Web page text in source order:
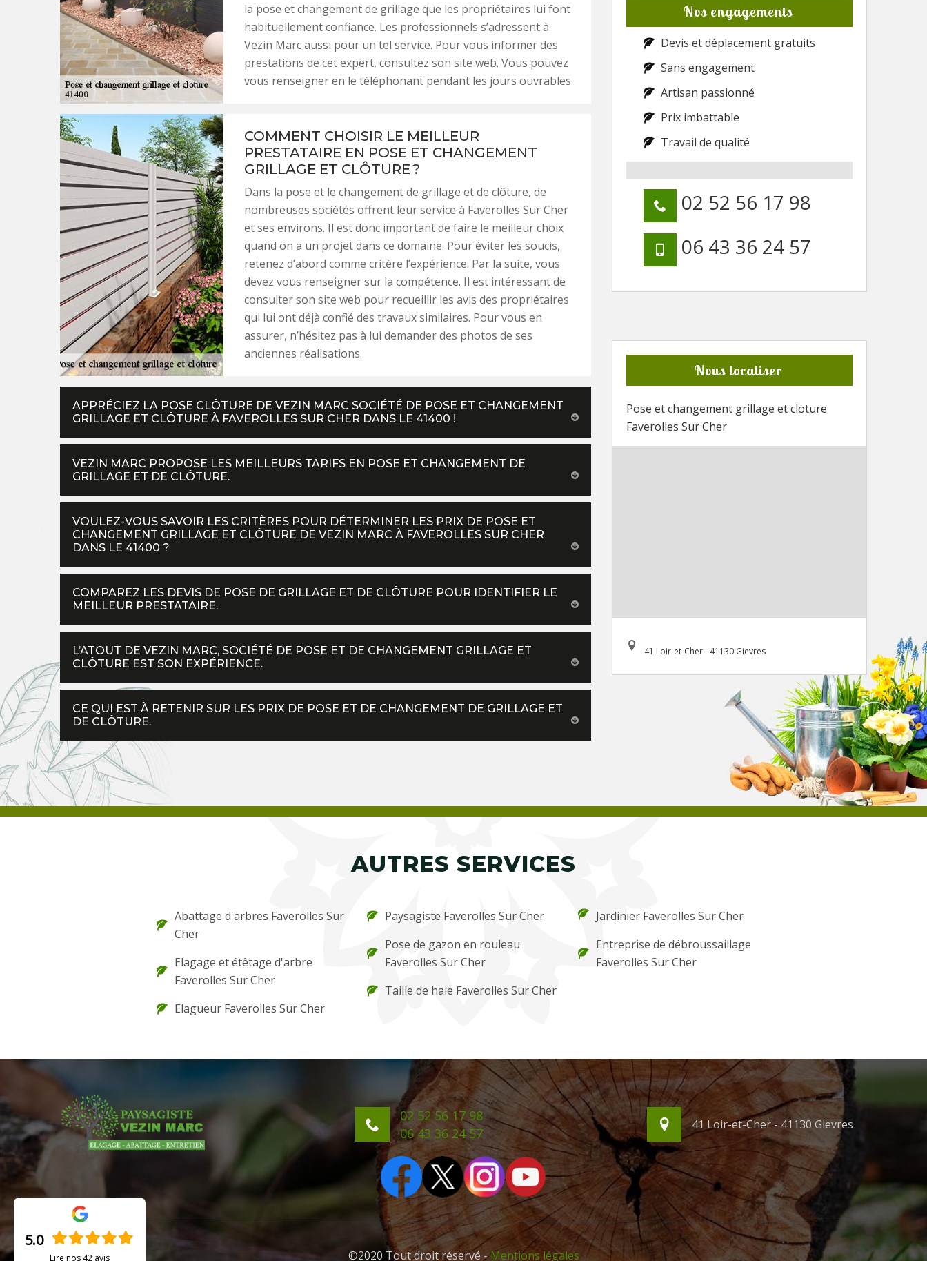
la pose et changement de grillage que les propriétaires lui font
habituellement confiance. Les professionnels s’adressent à
Vezin Marc aussi pour un tel service. Pour vous informer des
prestations de cet expert, consultez son site web. Vous pouvez
vous renseigner en le téléphonant pendant les jours ouvrables.
COMMENT CHOISIR LE MEILLEUR
PRESTATAIRE EN POSE ET CHANGEMENT
GRILLAGE ET CLÔTURE ?
Dans la pose et le changement de grillage et de clôture, de
nombreuses sociétés offrent leur service à Faverolles Sur Cher
et ses environs. Il est donc important de faire le meilleur choix
quand on a un projet dans ce domaine. Pour éviter les soucis,
retenez d’abord comme critère l’expérience. Par la suite, vous
devez vous renseigner sur la compétence. Il est intéressant de
consulter son site web pour recueillir les avis des propriétaires
qui lui ont déjà confié des travaux similaires. Pour vous en
assurer, n’hésitez pas à lui demander des photos de ses
anciennes réalisations.
APPRÉCIEZ LA POSE CLÔTURE DE VEZIN MARC SOCIÉTÉ DE POSE ET CHANGEMENT
GRILLAGE ET CLÔTURE À FAVEROLLES SUR CHER DANS LE 41400 !
VEZIN MARC PROPOSE LES MEILLEURS TARIFS EN POSE ET CHANGEMENT DE
GRILLAGE ET DE CLÔTURE.
VOULEZ-VOUS SAVOIR LES CRITÈRES POUR DÉTERMINER LES PRIX DE POSE ET
CHANGEMENT GRILLAGE ET CLÔTURE DE VEZIN MARC À FAVEROLLES SUR CHER
DANS LE 41400 ?
COMPAREZ LES DEVIS DE POSE DE GRILLAGE ET DE CLÔTURE POUR IDENTIFIER LE
MEILLEUR PRESTATAIRE.
L’ATOUT DE VEZIN MARC, SOCIÉTÉ DE POSE ET DE CHANGEMENT GRILLAGE ET
CLÔTURE EST SON EXPÉRIENCE.
CE QUI EST À RETENIR SUR LES PRIX DE POSE ET DE CHANGEMENT DE GRILLAGE ET
DE CLÔTURE.
Nos engagements
Devis et déplacement gratuits
Sans engagement
Artisan passionné
Prix imbattable
Travail de qualité
02 52 56 17 98
06 43 36 24 57
Nous localiser
Pose et changement grillage et cloture
Faverolles Sur Cher
41 Loir-et-Cher - 41130 Gievres
AUTRES SERVICES
Abattage d'arbres Faverolles Sur
Cher
Elagage et étêtage d'arbre
Faverolles Sur Cher
Elagueur Faverolles Sur Cher
Paysagiste Faverolles Sur Cher
Pose de gazon en rouleau
Faverolles Sur Cher
Taille de haie Faverolles Sur Cher
Jardinier Faverolles Sur Cher
Entreprise de débroussaillage
Faverolles Sur Cher
02 52 56 17 98
06 43 36 24 57
41 Loir-et-Cher - 41130 Gievres
©2020 Tout droit réservé -Mentions légales
5.0
Lire nos 42 avis